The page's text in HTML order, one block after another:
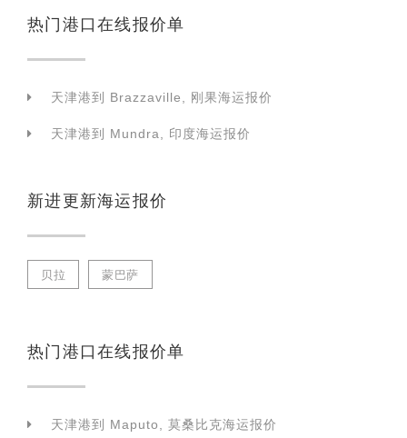
热门港口在线报价单
天津港到 Brazzaville, 刚果海运报价
天津港到 Mundra, 印度海运报价
新进更新海运报价
贝拉 蒙巴萨
热门港口在线报价单
天津港到 Maputo, 莫桑比克海运报价